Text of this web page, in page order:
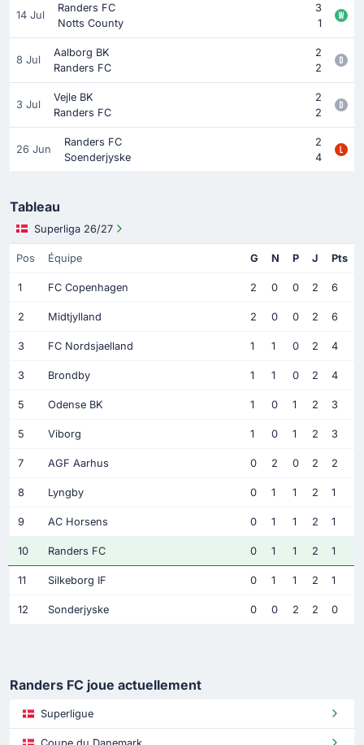
14 Jul
Randers FC
3
Notts County
1
8 Jul
Aalborg BK
2
Randers FC
2
3 Jul
Vejle BK
2
Randers FC
2
26 Jun
Randers FC
2
Soenderjyske
4
Tableau
Superliga 26/27
Pos Équipe G N P J Pts
1 FC Copenhagen 2 0 0 2 6
2 Midtjylland 2 0 0 2 6
3 FC Nordsjaelland 1 1 0 2 4
3 Brondby 1 1 0 2 4
5 Odense BK 1 0 1 2 3
5 Viborg 1 0 1 2 3
7 AGF Aarhus 0 2 0 2 2
8 Lyngby 0 1 1 2 1
9 AC Horsens 0 1 1 2 1
10 Randers FC 0 1 1 2 1
11 Silkeborg IF 0 1 1 2 1
12 Sonderjyske 0 0 2 2 0
Randers FC joue actuellement
Superligue
Coupe du Danemark